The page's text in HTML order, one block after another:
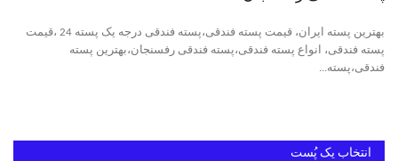
دانستنیهای پـسـتـه رفسنجان
بهترین پسته ایران، قیمت پسته فندقی،پسته فندقی درجه یک پسته 24 ،قیمت
پسته فندقی، انواع پسته فندقی،پسته فندقی رفسنجان،بهترین پسته
فندقی،پسته...
انتخاب یک پُست